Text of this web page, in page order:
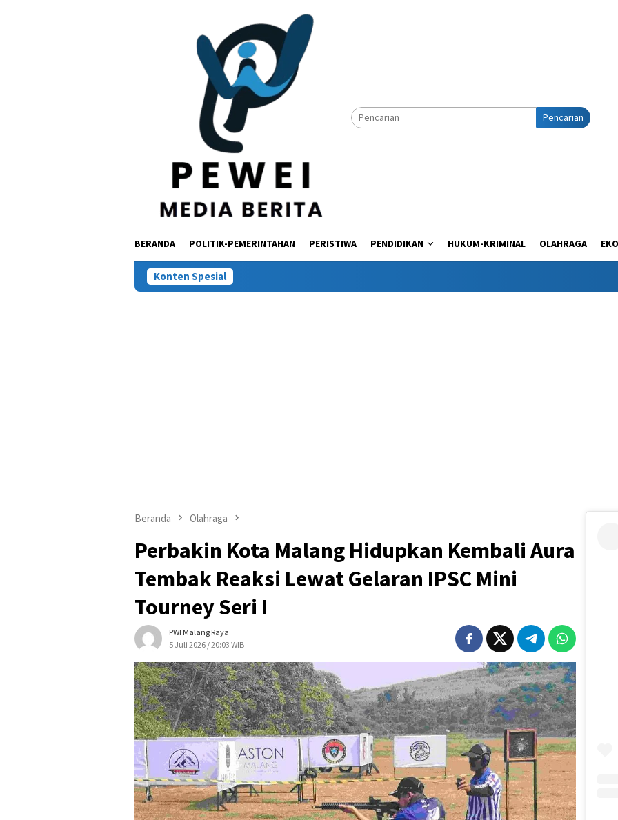
Pencarian
BERANDA POLITIK-PEMERINTAHAN PERISTIWA PENDIDIKAN HUKUM-KRIMINAL OLAHRAGA
Konten Spesial
Beranda Olahraga
Perbakin Kota Malang Hidupkan Kembali Aura
Tembak Reaksi Lewat Gelaran IPSC Mini
Tourney Seri I
PWI Malang Raya
5 Juli 2026 / 20:03 WIB